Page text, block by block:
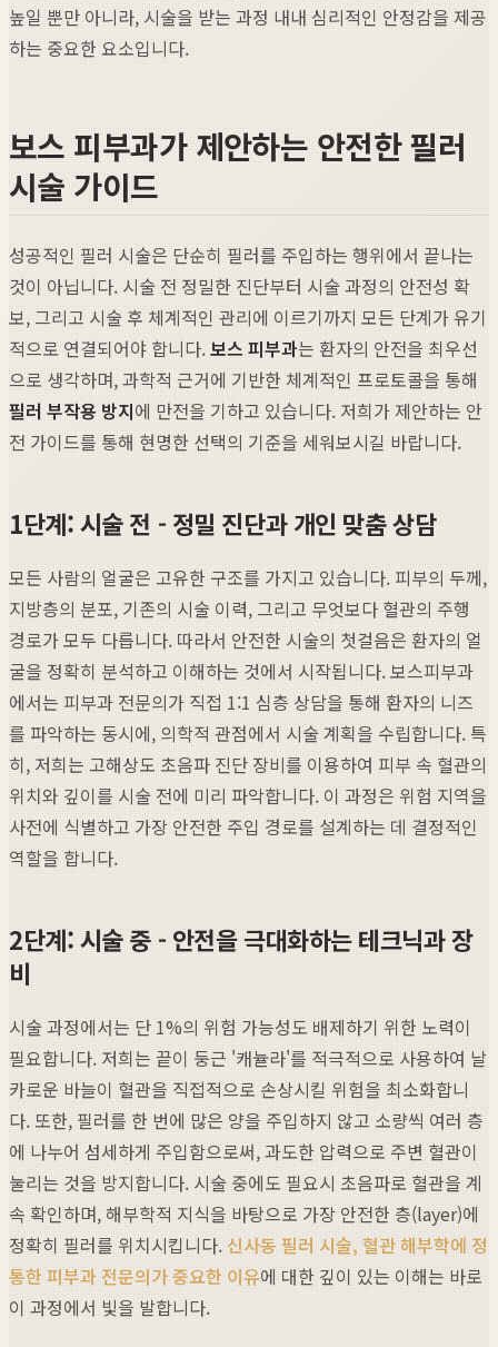
높일 뿐만 아니라, 시술을 받는 과정 내내 심리적인 안정감을 제공
하는 중요한 요소입니다.
보스 피부과가 제안하는 안전한 필러
시술 가이드
성공적인 필러 시술은 단순히 필러를 주입하는 행위에서 끝나는
것이 아닙니다. 시술 전 정밀한 진단부터 시술 과정의 안전성 확
보, 그리고 시술 후 체계적인 관리에 이르기까지 모든 단계가 유기
적으로 연결되어야 합니다.보스 피부과는 환자의 안전을 최우선
으로 생각하며, 과학적 근거에 기반한 체계적인 프로토콜을 통해
필러 부작용 방지에 만전을 기하고 있습니다. 저희가 제안하는 안
전 가이드를 통해 현명한 선택의 기준을 세워보시길 바랍니다.
1단계: 시술 전 - 정밀 진단과 개인 맞춤 상담
모든 사람의 얼굴은 고유한 구조를 가지고 있습니다. 피부의 두께,
지방층의 분포, 기존의 시술 이력, 그리고 무엇보다 혈관의 주행
경로가 모두 다릅니다. 따라서 안전한 시술의 첫걸음은 환자의 얼
굴을 정확히 분석하고 이해하는 것에서 시작됩니다. 보스피부과
에서는 피부과 전문의가 직접 1:1 심층 상담을 통해 환자의 니즈
를 파악하는 동시에, 의학적 관점에서 시술 계획을 수립합니다. 특
히, 저희는 고해상도 초음파 진단 장비를 이용하여 피부 속 혈관의
위치와 깊이를 시술 전에 미리 파악합니다. 이 과정은 위험 지역을
사전에 식별하고 가장 안전한 주입 경로를 설계하는 데 결정적인
역할을 합니다.
2단계: 시술 중 - 안전을 극대화하는 테크닉과 장
비
시술 과정에서는 단 1%의 위험 가능성도 배제하기 위한 노력이
필요합니다. 저희는 끝이 둥근 '캐뉼라'를 적극적으로 사용하여 날
카로운 바늘이 혈관을 직접적으로 손상시킬 위험을 최소화합니
다. 또한, 필러를 한 번에 많은 양을 주입하지 않고 소량씩 여러 층
에 나누어 섬세하게 주입함으로써, 과도한 압력으로 주변 혈관이
눌리는 것을 방지합니다. 시술 중에도 필요시 초음파로 혈관을 계
속 확인하며, 해부학적 지식을 바탕으로 가장 안전한 층(layer)에
정확히 필러를 위치시킵니다. 신사동 필러 시술, 혈관 해부학에 정
통한 피부과 전문의가 중요한 이유에 대한 깊이 있는 이해는 바로
이 과정에서 빛을 발합니다.